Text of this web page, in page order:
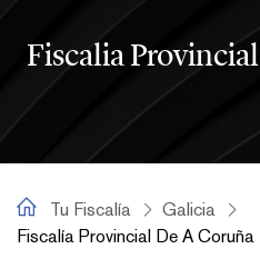
Fiscalia Provincial
Tu Fiscalía
Tu Fiscalía
Galicia
Fiscalía Provincial De A Coruña